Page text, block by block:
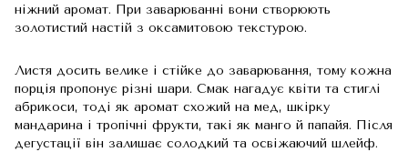
ніжний аромат. При заварюванні вони створюють
золотистий настій з оксамитовою текстурою.
Листя досить велике і стійке до заварювання, тому кожна
порція пропонує різні шари. Смак нагадує квіти та стиглі
абрикоси, тоді як аромат схожий на мед, шкірку
мандарина і тропічні фрукти, такі як манго й папайя. Після
дегустації він залишає солодкий та освіжаючий шлейф.